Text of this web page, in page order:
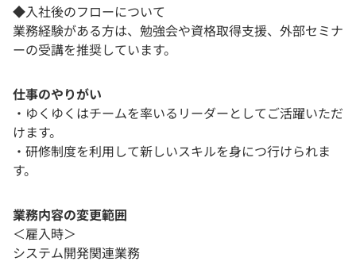
◆入社後のフローについて
業務経験がある方は、勉強会や資格取得支援、外部セミナ
ーの受講を推奨しています。
仕事のやりがい
・ゆくゆくはチームを率いるリーダーとしてご活躍いただ
けます。
・研修制度を利用して新しいスキルを身につ行けられま
す。
業務内容の変更範囲
＜雇入時＞
システム開発関連業務